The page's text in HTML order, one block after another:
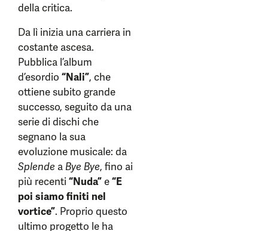
della critica.
Da lì inizia una carriera in
costante ascesa.
Pubblica l’album
d’esordio “Nali”, che
ottiene subito grande
successo, seguito da una
serie di dischi che
segnano la sua
evoluzione musicale: da
Splende a Bye Bye, fino ai
più recenti“Nuda”e“E
poi siamo finiti nel
vortice”. Proprio questo
ultimo progetto le ha